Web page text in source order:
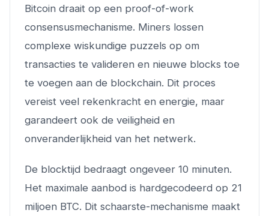
Bitcoin draait op een proof-of-work
consensusmechanisme. Miners lossen
complexe wiskundige puzzels op om
transacties te valideren en nieuwe blocks toe
te voegen aan de blockchain. Dit proces
vereist veel rekenkracht en energie, maar
garandeert ook de veiligheid en
onveranderlijkheid van het netwerk.
De blocktijd bedraagt ongeveer 10 minuten.
Het maximale aanbod is hardgecodeerd op 21
miljoen BTC. Dit schaarste-mechanisme maakt